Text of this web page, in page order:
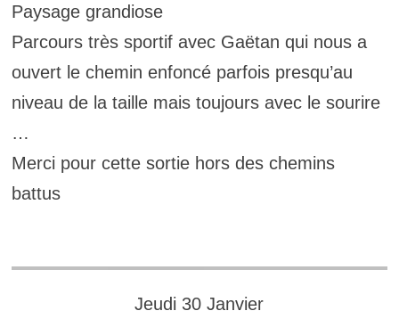
Paysage grandiose
Parcours très sportif avec Gaëtan qui nous a
ouvert le chemin enfoncé parfois presqu’au
niveau de la taille mais toujours avec le sourire
…
Merci pour cette sortie hors des chemins
battus
Jeudi 30 Janvier